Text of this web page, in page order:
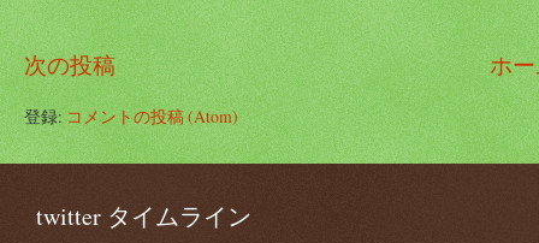
次の投稿 ホ
登録:コメントの投稿 (Atom)
twitter タイムライン